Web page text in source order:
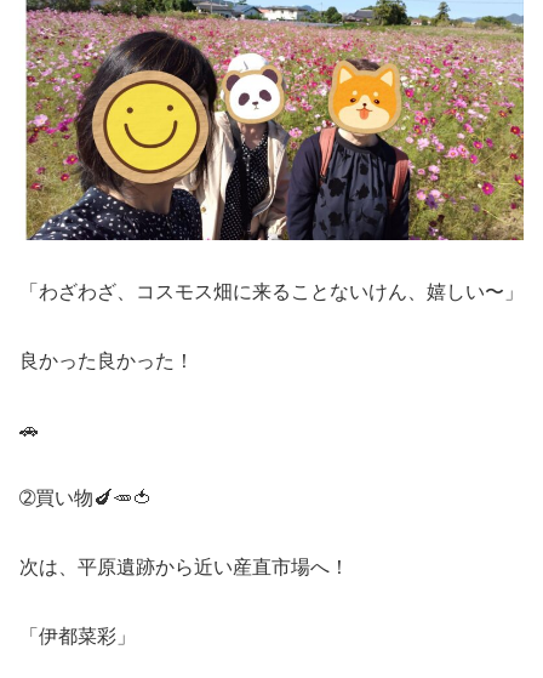
「わざわざ、コスモス畑に来ることないけん、嬉しい〜」
良かった良かった！
🚗
➁買い物🍆🥕🍅
次は、平原遺跡から近い産直市場へ！
「伊都菜彩」